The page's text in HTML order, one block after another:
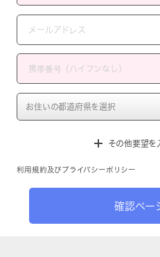
その他要望を
利用規約 及び プライバシーポリシー
確認ペー